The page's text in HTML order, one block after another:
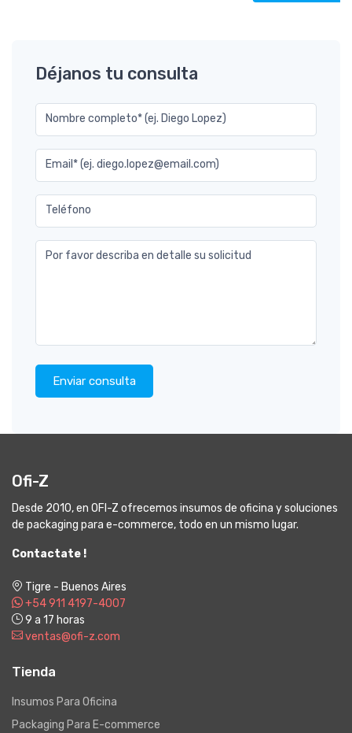
Déjanos tu consulta
Nombre completo* (ej. Diego Lopez)
Email* (ej. diego.lopez@email.com)
Teléfono
Por favor describa en detalle su solicitud
Enviar consulta
Ofi-Z
Desde 2010, en OFI-Z ofrecemos insumos de oficina y soluciones
de packaging para e-commerce, todo en un mismo lugar.
Contactate !
Tigre - Buenos Aires
+54 911 4197-4007
9 a 17 horas
ventas@ofi-z.com
Tienda
Insumos Para Oficina
Packaging Para E-commerce